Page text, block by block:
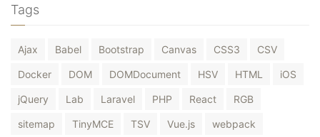
Tags
Ajax Babel Bootstrap Canvas CSS3 CSV
Docker DOM DOMDocument HSV HTML iOS
jQuery Lab Laravel PHP React RGB
sitemap TinyMCE TSV Vue.js webpack